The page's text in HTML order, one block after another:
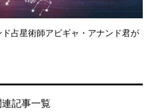
占星術師アビギャ・アナンド君が
記事一覧